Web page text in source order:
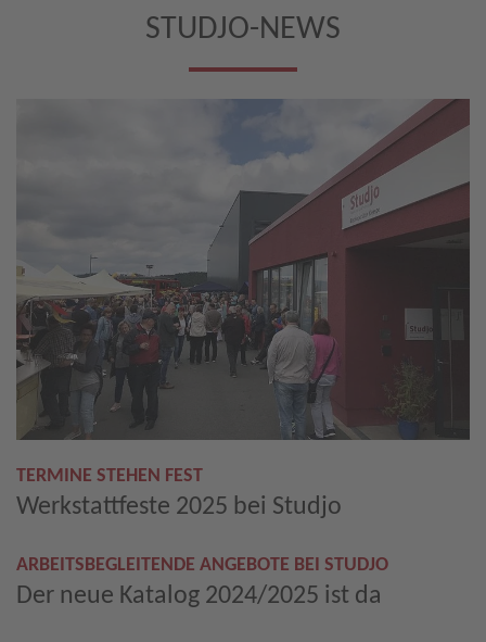
STUDJO-NEWS
TERMINE STEHEN FEST
Werkstattfeste 2025 bei Studjo
ARBEITSBEGLEITENDE ANGEBOTE BEI STUDJO
Der neue Katalog 2024/2025 ist da